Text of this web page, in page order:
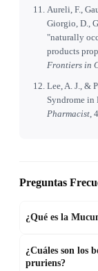
Aureli, F.,
Giorgio, D.,
"naturally
products
Frontiers in
Lee, A. J., &
Syndrome in
Pharmacist ,
Preguntas
¿Qué es la
¿Cuáles son los
pruriens?